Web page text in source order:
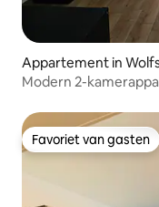
Appartement in
Modern 2-
Favoriet van gasten
Favoriet van gasten